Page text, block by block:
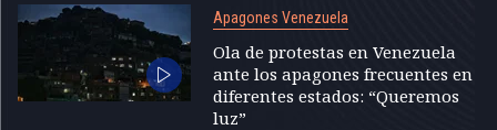
Apagones Venezuela
Ola de protestas en Venezuela
ante los apagones frecuentes en
diferentes estados: “Queremos
luz”